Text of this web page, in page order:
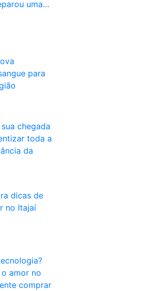
uma…
para
chegada
toda a
da
dicas de
no Itajaí
amor no
comprar